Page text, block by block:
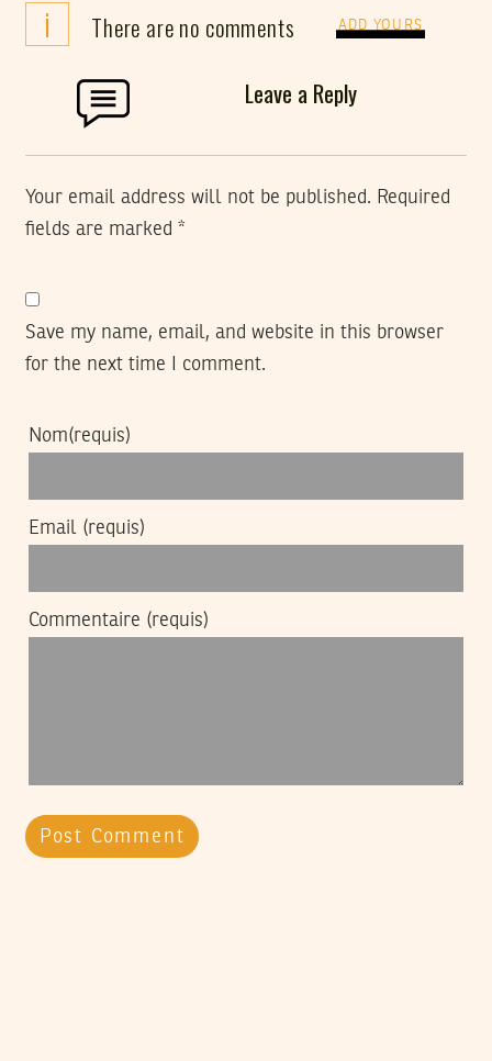
i There are no comments ADD YOURS
Leave a Reply
Your email address will not be published. Required
fields are marked *
Save my name, email, and website in this browser
for the next time I comment.
Nom(requis)
Email (requis)
Commentaire (requis)